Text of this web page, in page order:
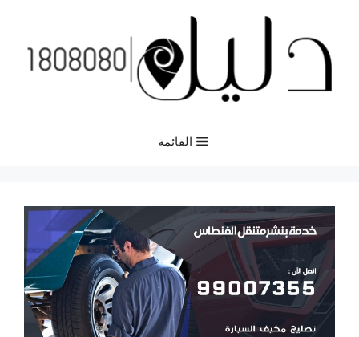
المحتوى
القائمة